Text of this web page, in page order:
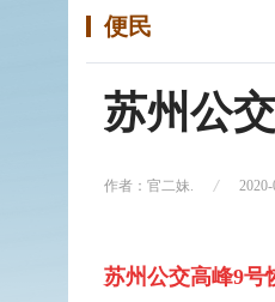
便民
苏州公
作者：官二妹.
苏州公交高峰9号